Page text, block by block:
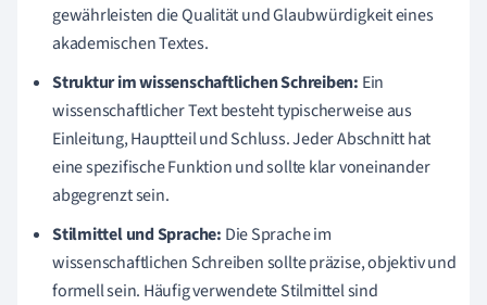
gewährleisten die Qualität und Glaubwürdigkeit eines
akademischen Textes.
Struktur im wissenschaftlichen Schreiben: Ein
wissenschaftlicher Text besteht typischerweise aus
Einleitung, Hauptteil und Schluss. Jeder Abschnitt hat
eine spezifische Funktion und sollte klar voneinander
abgegrenzt sein.
Stilmittel und Sprache: Die Sprache im
wissenschaftlichen Schreiben sollte präzise, objektiv und
formell sein. Häufig verwendete Stilmittel sind